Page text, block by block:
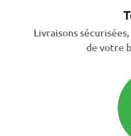
Livraisons
de votre